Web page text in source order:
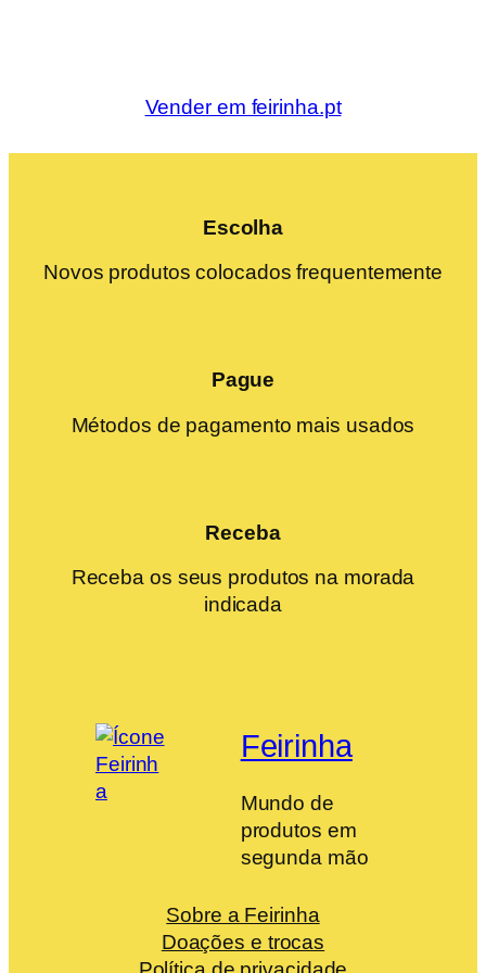
Vender em feirinha.pt
Escolha
Novos produtos colocados frequentemente
Pague
Métodos de pagamento mais usados
Receba
Receba os seus produtos na morada
indicada
Feirinha
Mundo de
produtos em
segunda mão
Sobre a Feirinha
Doações e trocas